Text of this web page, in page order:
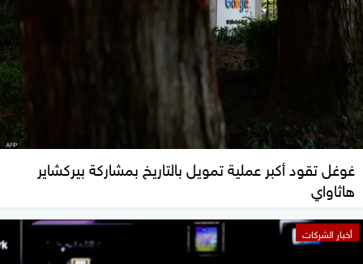
غوغل تقود أكبر عملية تمويل بالتاريخ بمشاركة بيركشاير
هاثاواي
أخبار الشركات